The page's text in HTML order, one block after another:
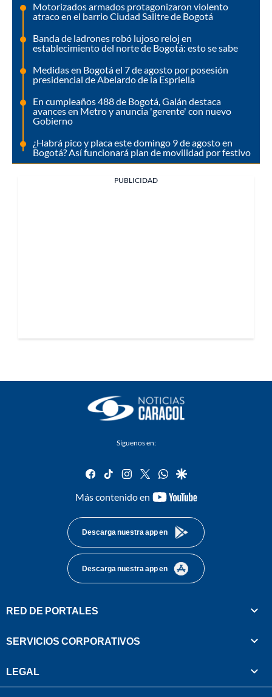
Motorizados armados protagonizaron violento
atraco en el barrio Ciudad Salitre de Bogotá
Banda de ladrones robó lujoso reloj en
establecimiento del norte de Bogotá: esto se sabe
Medidas en Bogotá el 7 de agosto por posesión
presidencial de Abelardo de la Espriella
En cumpleaños 488 de Bogotá, Galán destaca
avances en Metro y anuncia 'gerente' con nuevo
Gobierno
¿Habrá pico y placa este domingo 9 de agosto en
Bogotá? Así funcionará plan de movilidad por festivo
PUBLICIDAD
Síguenos en:
facebook
tiktok instagram
twitterwhatsapp
google
Más contenido en
youtube-
Descarga nuestra app en
Descarga nuestra app en
RED DE PORTALES
SERVICIOS CORPORATIVOS
LEGAL